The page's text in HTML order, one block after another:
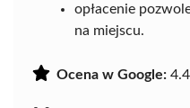
opłacenie
na miejscu.
Ocena w Google: 4.4